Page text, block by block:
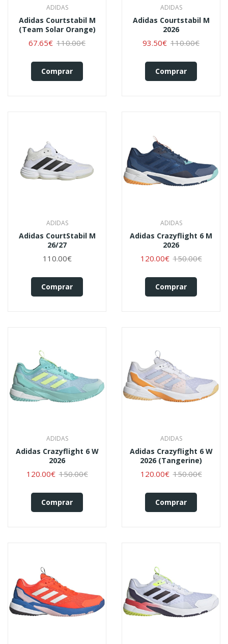
ADIDAS
Adidas Courtstabil M
(team Solar Orange)
67.65€ 110.00€
Comprar
ADIDAS
Adidas Courtstabil M
2026
93.50€ 110.00€
Comprar
ADIDAS
Adidas CourtStabil M
26/27
110.00€
Comprar
ADIDAS
Adidas Crazyflight 6 M
2026
120.00€ 150.00€
Comprar
ADIDAS
Adidas Crazyflight 6 W
2026
120.00€ 150.00€
Comprar
ADIDAS
Adidas Crazyflight 6 W
2026 (tangerine)
120.00€ 150.00€
Comprar